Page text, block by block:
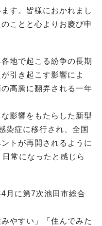
す。皆様におかれまし
ことと心よりお慶び申
地で起こる紛争の長期
引き起こす影響によ
高騰に翻弄される一年
影響をもたらした新型
染症に移行され、全国
トが再開されるように
常になったと感じら
月に第7次池田市総合
やすい」「住んでみた